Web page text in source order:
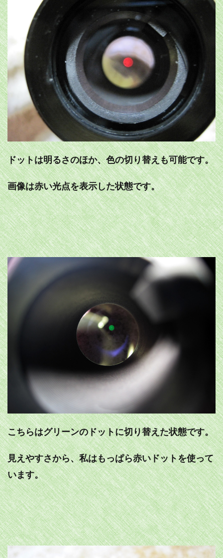
ドットは明るさのほか、色の切り替えも可能です。
画像は赤い光点を表示した状態です。
こちらはグリーンのドットに切り替えた状態です。
見えやすさから、私はもっぱら赤いドットを使って
います。